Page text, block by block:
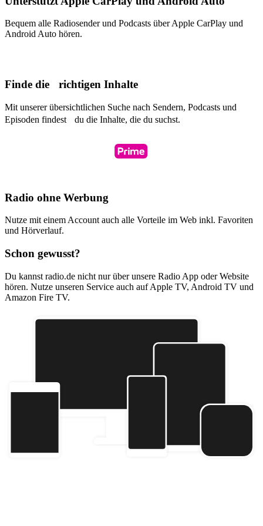
Bequem alle Radiosender und Podcasts über Apple CarPlay und
Android Auto hören.
Finde die richtigen Inhalte
Mit unserer übersichtlichen Suche nach Sendern, Podcasts und
Episoden findest du die Inhalte, die du suchst.
Radio ohne Werbung
Nutze mit einem Account auch alle Vorteile im Web inkl. Favoriten
und Hörverlauf.
Schon gewusst?
Du kannst radio.de nicht nur über unsere Radio App oder Website
hören. Nutze unseren Service auch auf Apple TV, Android TV und
Amazon Fire TV.